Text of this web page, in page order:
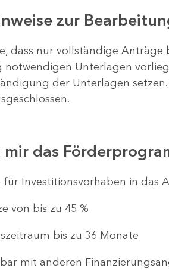
zur
dass nur vollständige
notwendigen Unterlagen
der Unterlagen
das
für Investitionsvorhaben in
von bis zu 45 %
bis zu 36 Monate
mit anderen